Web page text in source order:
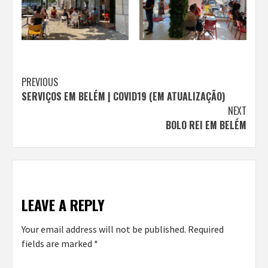
Continue
Reading
PREVIOUS
SERVIÇOS EM BELÉM | COVID19 (EM ATUALIZAÇÃO)
NEXT
BOLO REI EM BELÉM
LEAVE A REPLY
Your email address will not be published. Required
fields are marked *